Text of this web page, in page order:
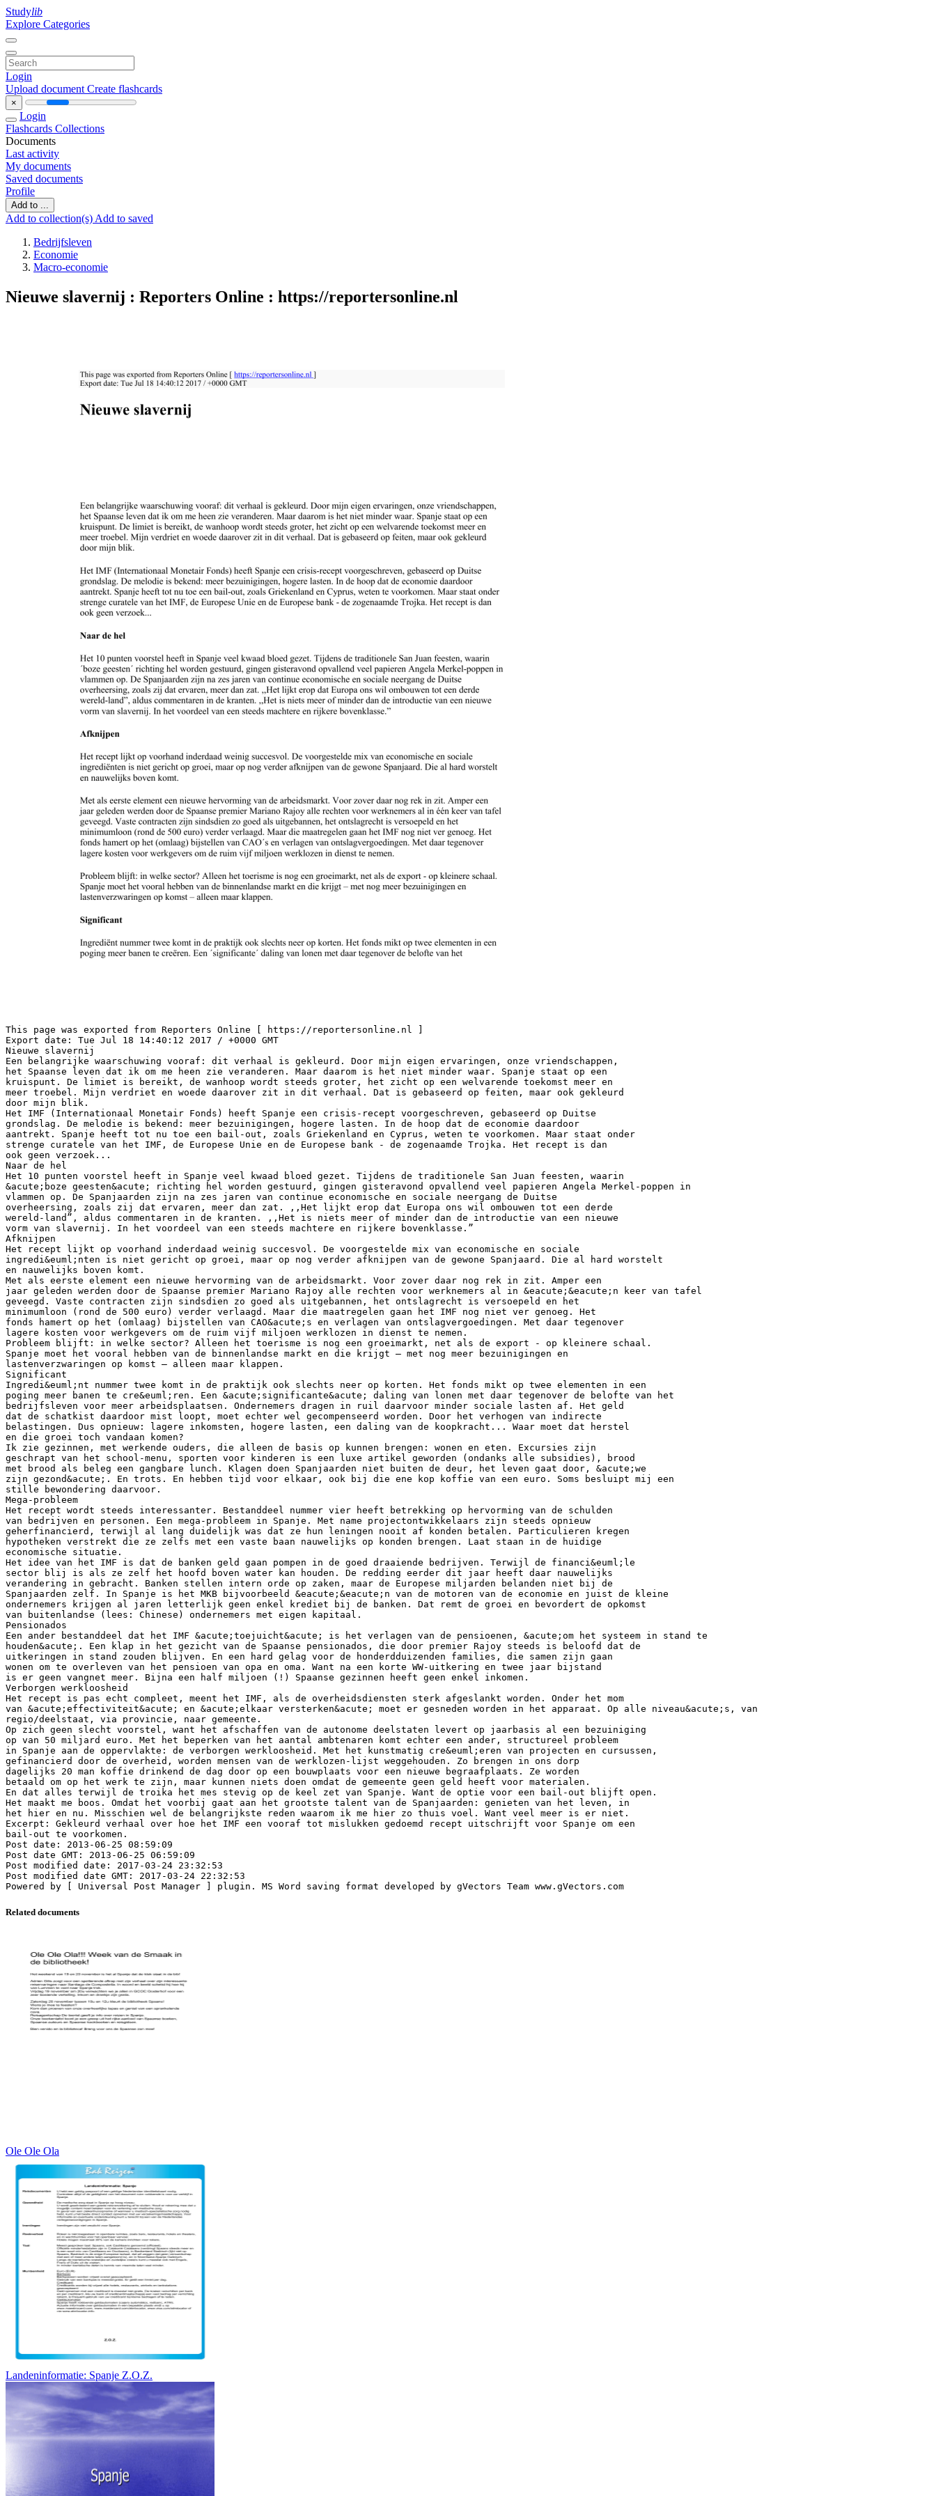
Studylib
Explore Categories
Login
Upload document Create flashcards
×
Login
Flashcards Collections
Documents
Last activity
My documents
Saved documents
Profile
Add to ...
Add to collection(s) Add to saved
Bedrijfsleven
Economie
Macro-economie
Nieuwe slavernij : Reporters Online : https://reportersonline.nl
This page was exported from Reporters Online [ https://reportersonline.nl ]
Export date: Tue Jul 18 14:40:12 2017 / +0000 GMT
Nieuwe slavernij
Een belangrijke waarschuwing vooraf: dit verhaal is gekleurd. Door mijn eigen ervaringen, onze vriendschappen,
het Spaanse leven dat ik om me heen zie veranderen. Maar daarom is het niet minder waar. Spanje staat op een
kruispunt. De limiet is bereikt, de wanhoop wordt steeds groter, het zicht op een welvarende toekomst meer en
meer troebel. Mijn verdriet en woede daarover zit in dit verhaal. Dat is gebaseerd op feiten, maar ook gekleurd
door mijn blik.
Het IMF (Internationaal Monetair Fonds) heeft Spanje een crisis-recept voorgeschreven, gebaseerd op Duitse
grondslag. De melodie is bekend: meer bezuinigingen, hogere lasten. In de hoop dat de economie daardoor
aantrekt. Spanje heeft tot nu toe een bail-out, zoals Griekenland en Cyprus, weten te voorkomen. Maar staat onder
strenge curatele van het IMF, de Europese Unie en de Europese bank - de zogenaamde Trojka. Het recept is dan
ook geen verzoek...
Naar de hel
Het 10 punten voorstel heeft in Spanje veel kwaad bloed gezet. Tijdens de traditionele San Juan feesten, waarin
&acute;boze geesten&acute; richting hel worden gestuurd, gingen gisteravond opvallend veel papieren Angela Merkel-poppen in
vlammen op. De Spanjaarden zijn na zes jaren van continue economische en sociale neergang de Duitse
overheersing, zoals zij dat ervaren, meer dan zat. ,,Het lijkt erop dat Europa ons wil ombouwen tot een derde
wereld-land”, aldus commentaren in de kranten. ,,Het is niets meer of minder dan de introductie van een nieuwe
vorm van slavernij. In het voordeel van een steeds machtere en rijkere bovenklasse.”
Afknijpen
Het recept lijkt op voorhand inderdaad weinig succesvol. De voorgestelde mix van economische en sociale
ingredi&euml;nten is niet gericht op groei, maar op nog verder afknijpen van de gewone Spanjaard. Die al hard worstelt
en nauwelijks boven komt.
Met als eerste element een nieuwe hervorming van de arbeidsmarkt. Voor zover daar nog rek in zit. Amper een
jaar geleden werden door de Spaanse premier Mariano Rajoy alle rechten voor werknemers al in &eacute;&eacute;n keer van tafel
geveegd. Vaste contracten zijn sindsdien zo goed als uitgebannen, het ontslagrecht is versoepeld en het
minimumloon (rond de 500 euro) verder verlaagd. Maar die maatregelen gaan het IMF nog niet ver genoeg. Het
fonds hamert op het (omlaag) bijstellen van CAO&acute;s en verlagen van ontslagvergoedingen. Met daar tegenover
lagere kosten voor werkgevers om de ruim vijf miljoen werklozen in dienst te nemen.
Probleem blijft: in welke sector? Alleen het toerisme is nog een groeimarkt, net als de export - op kleinere schaal.
Spanje moet het vooral hebben van de binnenlandse markt en die krijgt – met nog meer bezuinigingen en
lastenverzwaringen op komst – alleen maar klappen.
Significant
Ingredi&euml;nt nummer twee komt in de praktijk ook slechts neer op korten. Het fonds mikt op twee elementen in een
poging meer banen te cre&euml;ren. Een &acute;significante&acute; daling van lonen met daar tegenover de belofte van het
bedrijfsleven voor meer arbeidsplaatsen. Ondernemers dragen in ruil daarvoor minder sociale lasten af. Het geld
dat de schatkist daardoor mist loopt, moet echter wel gecompenseerd worden. Door het verhogen van indirecte
belastingen. Dus opnieuw: lagere inkomsten, hogere lasten, een daling van de koopkracht... Waar moet dat herstel
en die groei toch vandaan komen?
Ik zie gezinnen, met werkende ouders, die alleen de basis op kunnen brengen: wonen en eten. Excursies zijn
geschrapt van het school-menu, sporten voor kinderen is een luxe artikel geworden (ondanks alle subsidies), brood
met brood als beleg een gangbare lunch. Klagen doen Spanjaarden niet buiten de deur, het leven gaat door, &acute;we
zijn gezond&acute;. En trots. En hebben tijd voor elkaar, ook bij die ene kop koffie van een euro. Soms besluipt mij een
stille bewondering daarvoor.
Mega-probleem
Het recept wordt steeds interessanter. Bestanddeel nummer vier heeft betrekking op hervorming van de schulden
van bedrijven en personen. Een mega-probleem in Spanje. Met name projectontwikkelaars zijn steeds opnieuw
geherfinancierd, terwijl al lang duidelijk was dat ze hun leningen nooit af konden betalen. Particulieren kregen
hypotheken verstrekt die ze zelfs met een vaste baan nauwelijks op konden brengen. Laat staan in de huidige
economische situatie.
Het idee van het IMF is dat de banken geld gaan pompen in de goed draaiende bedrijven. Terwijl de financi&euml;le
sector blij is als ze zelf het hoofd boven water kan houden. De redding eerder dit jaar heeft daar nauwelijks
verandering in gebracht. Banken stellen intern orde op zaken, maar de Europese miljarden belanden niet bij de
Spanjaarden zelf. In Spanje is het MKB bijvoorbeeld &eacute;&eacute;n van de motoren van de economie en juist de kleine
ondernemers krijgen al jaren letterlijk geen enkel krediet bij de banken. Dat remt de groei en bevordert de opkomst
van buitenlandse (lees: Chinese) ondernemers met eigen kapitaal.
Pensionados
Een ander bestanddeel dat het IMF &acute;toejuicht&acute; is het verlagen van de pensioenen, &acute;om het systeem in stand te
houden&acute;. Een klap in het gezicht van de Spaanse pensionados, die door premier Rajoy steeds is beloofd dat de
uitkeringen in stand zouden blijven. En een hard gelag voor de honderdduizenden families, die samen zijn gaan
wonen om te overleven van het pensioen van opa en oma. Want na een korte WW-uitkering en twee jaar bijstand
is er geen vangnet meer. Bijna een half miljoen (!) Spaanse gezinnen heeft geen enkel inkomen.
Verborgen werkloosheid
Het recept is pas echt compleet, meent het IMF, als de overheidsdiensten sterk afgeslankt worden. Onder het mom
van &acute;effectiviteit&acute; en &acute;elkaar versterken&acute; moet er gesneden worden in het apparaat. Op alle niveau&acute;s, van
regio/deelstaat, via provincie, naar gemeente.
Op zich geen slecht voorstel, want het afschaffen van de autonome deelstaten levert op jaarbasis al een bezuiniging
op van 50 miljard euro. Met het beperken van het aantal ambtenaren komt echter een ander, structureel probleem
in Spanje aan de oppervlakte: de verborgen werkloosheid. Met het kunstmatig cre&euml;eren van projecten en cursussen,
gefinancierd door de overheid, worden mensen van de werklozen-lijst weggehouden. Zo brengen in ons dorp
dagelijks 20 man koffie drinkend de dag door op een bouwplaats voor een nieuwe begraafplaats. Ze worden
betaald om op het werk te zijn, maar kunnen niets doen omdat de gemeente geen geld heeft voor materialen.
En dat alles terwijl de troika het mes stevig op de keel zet van Spanje. Want de optie voor een bail-out blijft open.
Het maakt me boos. Omdat het voorbij gaat aan het grootste talent van de Spanjaarden: genieten van het leven, in
het hier en nu. Misschien wel de belangrijkste reden waarom ik me hier zo thuis voel. Want veel meer is er niet.
Excerpt: Gekleurd verhaal over hoe het IMF een vooraf tot mislukken gedoemd recept uitschrijft voor Spanje om een
bail-out te voorkomen.
Post date: 2013-06-25 08:59:09
Post date GMT: 2013-06-25 06:59:09
Post modified date: 2017-03-24 23:32:53
Post modified date GMT: 2017-03-24 22:32:53
Related documents
Ole Ole Ola
Landeninformatie: Spanje Z.O.Z.